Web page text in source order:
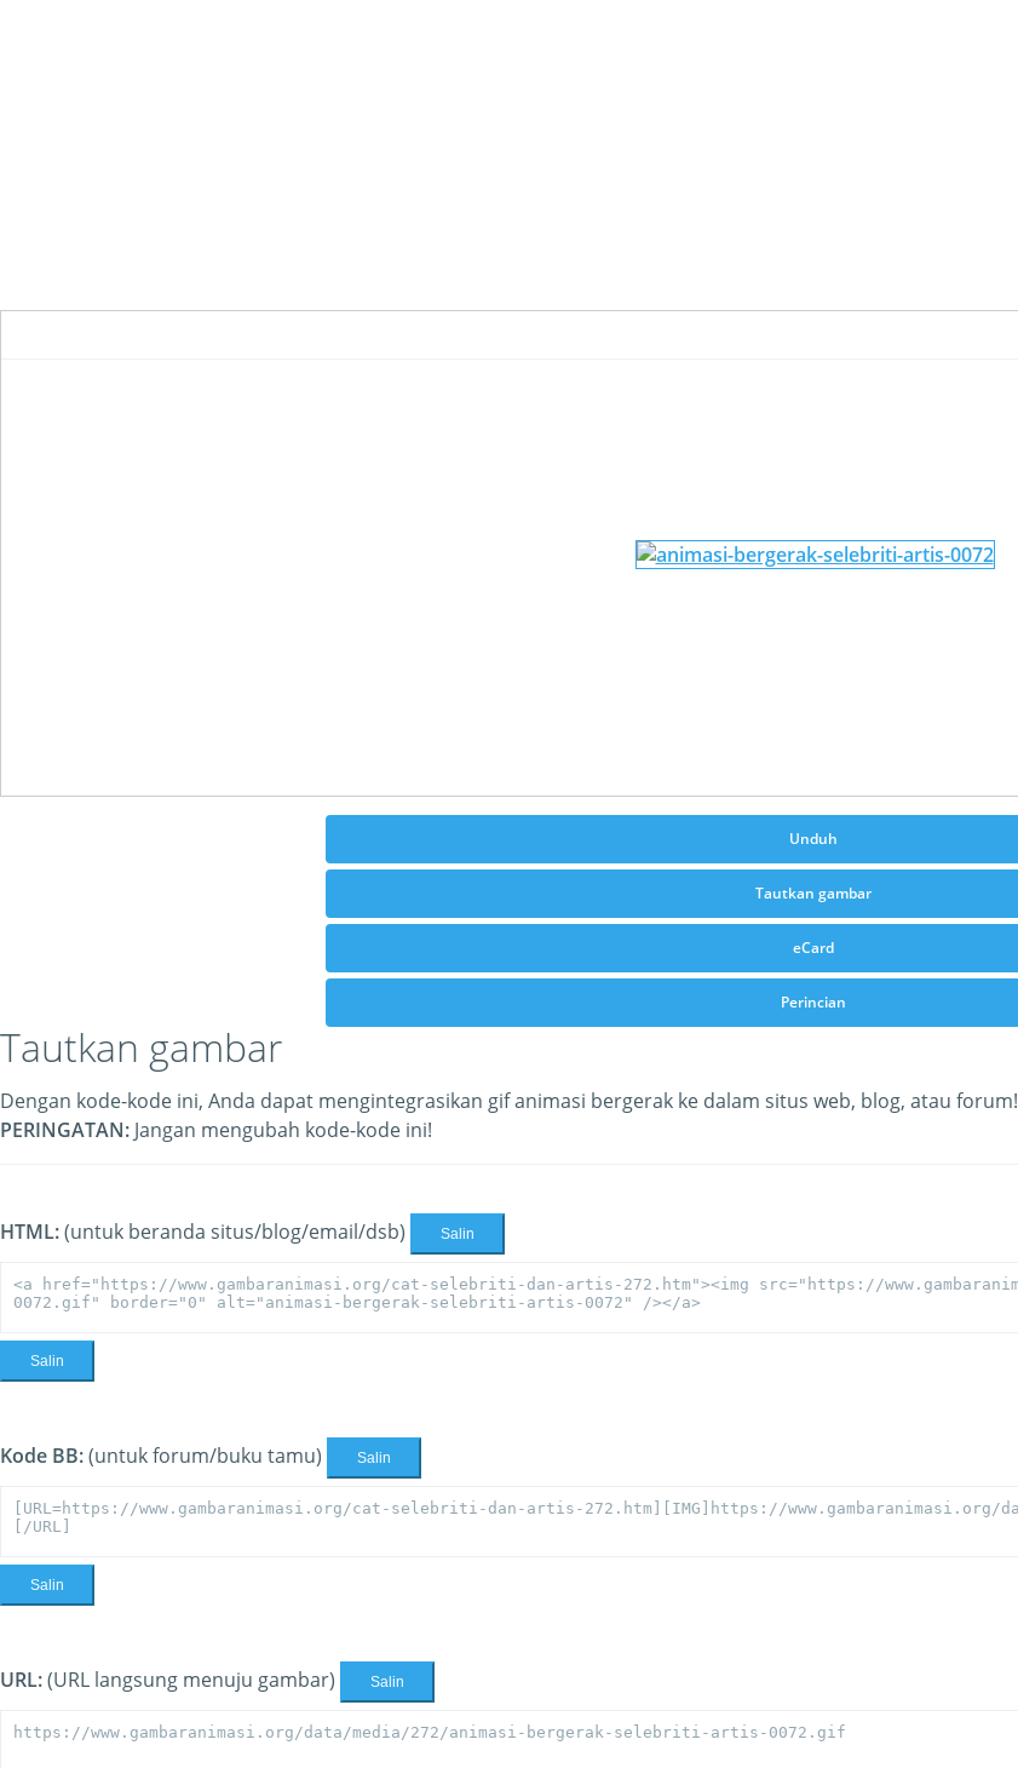
Unduh
Tautkan gambar
eCard
Perincian
Tautkan gambar
Dengan kode-kode ini, Anda dapat mengintegrasikan gif animasi bergerak ke dalam situs web, blog, atau forum!
PERINGATAN: Jangan mengubah kode-kode ini!
HTML:(untuk beranda situs/blog/email/dsb) Salin
Salin
Kode BB:(untuk forum/buku tamu) Salin
Salin
URL:(URL langsung menuju gambar) Salin